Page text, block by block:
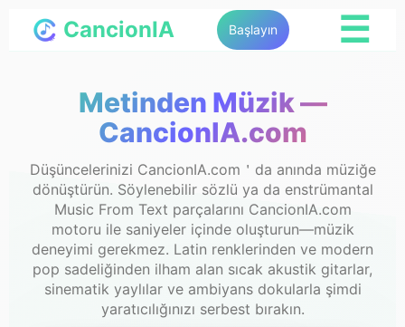
CancionIA Başlayın ☰
Metinden Müzik —
CancionIA.com
Düşüncelerinizi CancionIA.com＇da anında müziğe
dönüştürün. Söylenebilir sözlü ya da enstrümantal
Music From Text parçalarını CancionIA.com
motoru ile saniyeler içinde oluşturun—müzik
deneyimi gerekmez. Latin renklerinden ve modern
pop sadeliğinden ilham alan sıcak akustik gitarlar,
sinematik yaylılar ve ambiyans dokularla şimdi
yaratıcılığınızı serbest bırakın.